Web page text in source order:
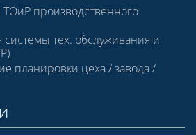
производственного
тех. обслуживания и
планировки цеха / завода /